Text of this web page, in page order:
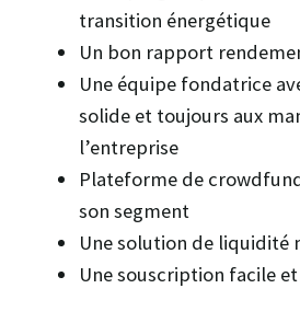
transition énergétique
Un bon rapport
Une équipe fondatrice
solide et toujours aux
l’entreprise
Plateforme de
son segment
Une solution de liquidité
Une souscription facile